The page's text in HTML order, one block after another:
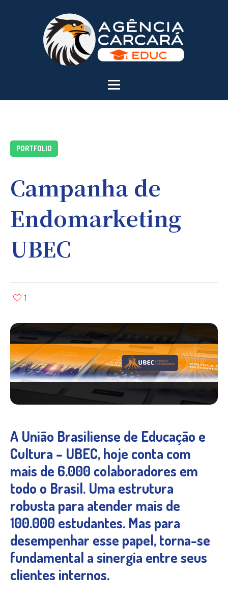
PORTFOLIO
Campanha de
Endomarketing
UBEC
1
A União Brasiliense de Educação e
Cultura – UBEC, hoje conta com
mais de 6.000 colaboradores em
todo o Brasil. Uma estrutura
robusta para atender mais de
100.000 estudantes. Mas para
desempenhar esse papel, torna-se
fundamental a sinergia entre seus
clientes internos.